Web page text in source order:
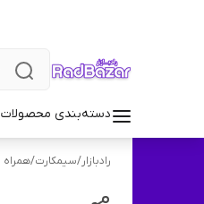
دسته‌بندی محصولات
رادبازار/سیمکارت/همراه